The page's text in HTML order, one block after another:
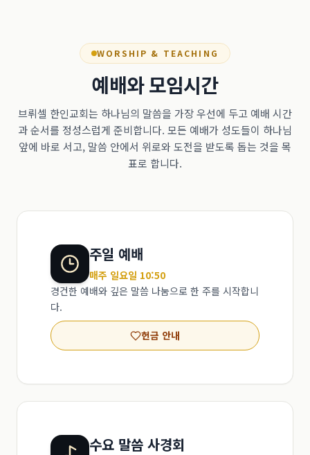
WORSHIP & TEACHING
예배와 모임시간
브뤼셀 한인교회는 하나님의 말씀을 가장 우선에 두고 예배 시간
과 순서를 정성스럽게 준비합니다. 모든 예배가 성도들이 하나님
앞에 바로 서고, 말씀 안에서 위로와 도전을 받도록 돕는 것을 목
표로 합니다.
주일 예배
매주 일요일 10:50
경건한 예배와 깊은 말씀 나눔으로 한 주를 시작합니
다.
헌금 안내
수요 말씀 사경회